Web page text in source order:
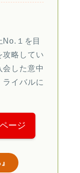
１を目
攻略してい
会した意中
ライバルに
ージ